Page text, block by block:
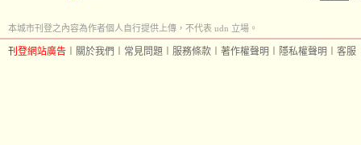
本城市刊登之內容為作者個人自行提供上傳，不代表 udn 立場。
刊登網站廣告 關於我們 常見問題 服務條款 著作權聲明 隱私權聲明 客服